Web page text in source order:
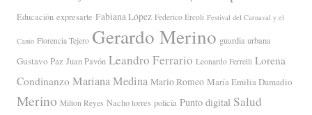
Educación expresarte Fabiana López Federico Ercoli Festival del Carnaval y el
Canto Florencia Tejero Gerardo Merino guardia urbana
Gustavo Paz Juan Pavón Leandro Ferrario Leonardo Ferrelli Lorena
Condinanzo Mariana Medina Mario Romeo María Emilia Damadio
Merino Milton Reyes Nacho torres policía Punto digital Salud